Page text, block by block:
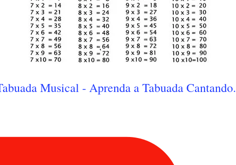
Musical - Aprenda a Tabuada Cantando.